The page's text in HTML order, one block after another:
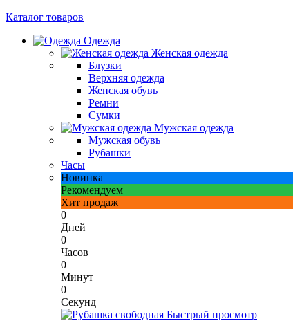
Каталог товаров
Одежда
Женская одежда
Блузки
Верхняя одежда
Женская обувь
Ремни
Сумки
Мужская одежда
Мужская обувь
Рубашки
Часы
Новинка
Рекомендуем
Хит продаж
0
Дней
0
Часов
0
Минут
0
Секунд
Быстрый просмотр